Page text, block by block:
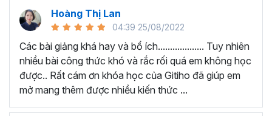
hội nhận ưu đãi sở hữu trọn đời chỉ với
tác đăng ký khá đơn giản, bạn chỉ cần nhấn vào ĐĂNG
KÝ HỌC NGAY khóa học EXG08 trên gitiho.com là xong.
Nếu có bất cứ thắc mắc nào liên quan đến tớikhóa học
EXG02 - Thủ thuật Excel cập nhật hàng tuầnbạn hãy
để kết nối cho Gitiho qua hotline 0774 116 285 để được
tư vấn chi tiết nhé.
Hoàng Thị Lan
04:39 25/08/2022
Các bài giảng khá hay và bổ ích................... Tuy nhiên
nhiều bài công thức khó và rắc rối quá em không học
được.. Rất cám ơn khóa học của Gitiho đã giúp em
mở mang thêm được nhiều kiến thức ...